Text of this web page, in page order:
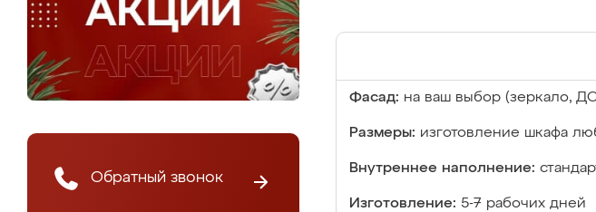
Обратный звонок
Фасад: на ваш выбор (зеркало,
Размеры: изготовление шкафа
Внутреннее наполнение:
Изготовление: 5-7 рабочих дней